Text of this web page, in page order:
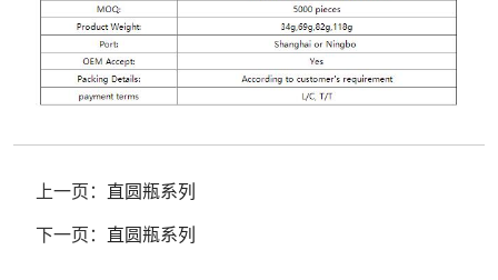
上一页： 直圆瓶系列
下一页： 直圆瓶系列